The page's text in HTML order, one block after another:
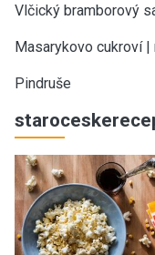
Vlčický bramborový
Masarykovo cukroví
Pindruše